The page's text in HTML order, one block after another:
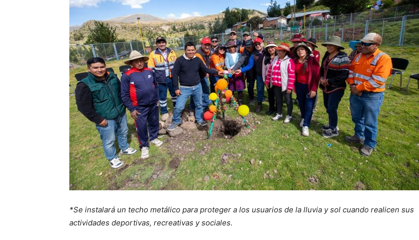
*Se instalará un techo metálico para proteger a los usuarios de la lluvia y sol cuando realicen sus
actividades deportivas, recreativas y sociales.